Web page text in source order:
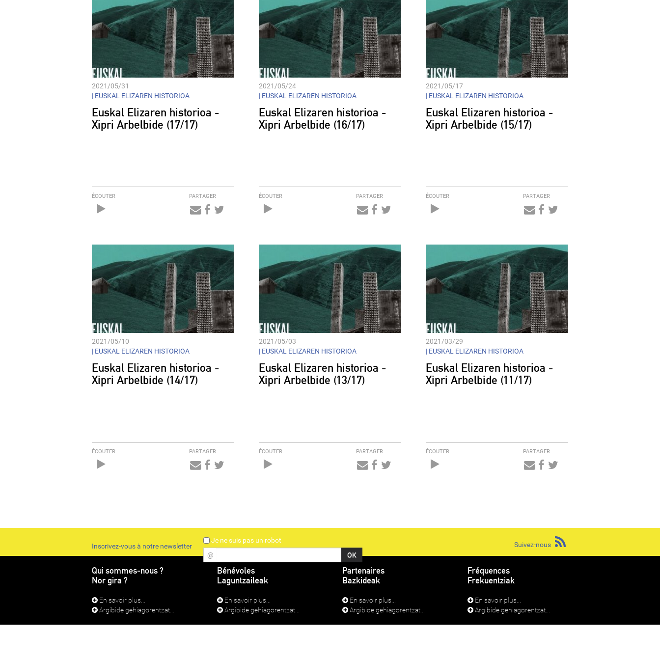
2021/05/31
| EUSKAL ELIZAREN HISTORIOA
Euskal Elizaren historioa -
Xipri Arbelbide (17/17)
ÉCOUTER PARTAGER
2021/05/24
| EUSKAL ELIZAREN HISTORIOA
Euskal Elizaren historioa -
Xipri Arbelbide (16/17)
ÉCOUTER PARTAGER
2021/05/17
| EUSKAL ELIZAREN HISTORIOA
Euskal Elizaren historioa -
Xipri Arbelbide (15/17)
ÉCOUTER PARTAGER
2021/05/10
| EUSKAL ELIZAREN HISTORIOA
Euskal Elizaren historioa -
Xipri Arbelbide (14/17)
ÉCOUTER PARTAGER
2021/05/03
| EUSKAL ELIZAREN HISTORIOA
Euskal Elizaren historioa -
Xipri Arbelbide (13/17)
ÉCOUTER PARTAGER
2021/03/29
| EUSKAL ELIZAREN HISTORIOA
Euskal Elizaren historioa -
Xipri Arbelbide (11/17)
ÉCOUTER PARTAGER
Inscrivez-vous à notre newsletter
Je ne suis pas un robot
@
Suivez-nous
Qui sommes-nous ?
Nor gira ?
En savoir plus...
Argibide gehiagorentzat...
Bénévoles
Laguntzaileak
En savoir plus...
Argibide gehiagorentzat...
Partenaires
Bazkideak
En savoir plus...
Argibide gehiagorentzat...
Fréquences
Frekuentziak
En savoir plus...
Argibide gehiagorentzat...